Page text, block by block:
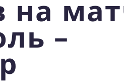
на
–